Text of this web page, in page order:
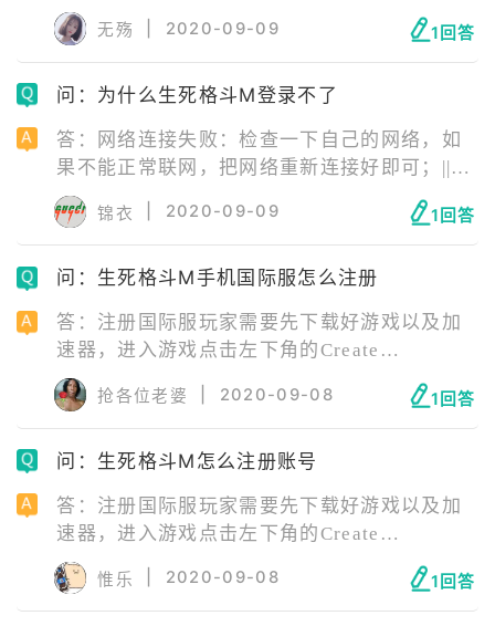
务器正在维护：等待服务器维修结束即可；||安
装包错误：安装包错误需要玩家卸载游戏后，
去官网下载最新版游戏安装包重新安装游戏。
无殇 2020-09-09 1回答
问：为什么生死格斗M登录不了
答：网络连接失败：检查一下自己的网络，如
果不能正常联网，把网络重新连接好即可；||服
务器正在维护：等待服务器维修结束即可；||安
装包错误：安装包错误需要玩家卸载游戏后，
去官网下载最新版游戏安装包重新安装游戏。
锦衣 2020-09-09 1回答
问：生死格斗M手机国际服怎么注册
答：注册国际服玩家需要先下载好游戏以及加
速器，进入游戏点击左下角的Create
account，这个就是注册新账号，填写好相应资
料即可注册成功。
抢各位老婆 2020-09-08 1回答
问：生死格斗M怎么注册账号
答：注册国际服玩家需要先下载好游戏以及加
速器，进入游戏点击左下角的Create
account，这个就是注册新账号，填写好相应资
料即可注册成功。
惟乐 2020-09-08 1回答